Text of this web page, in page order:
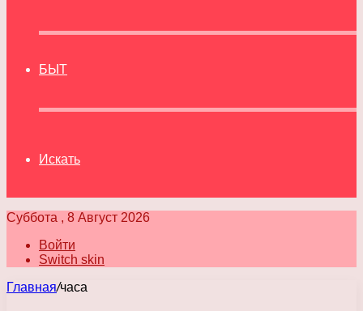
БЫТ
Искать
Суббота , 8 Август 2026
Войти
Switch skin
Главная/часа